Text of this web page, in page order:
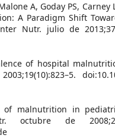
A, Goday PS, Carney
A Paradigm Shift
Nutr. julio de
of hospital
of malnutrition in
octubre de